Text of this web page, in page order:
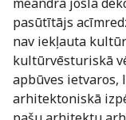
pasūtītājs
nav iekļauta
kultūrvēsturiskā
apbūves ietvaros,
arhitektoniskā